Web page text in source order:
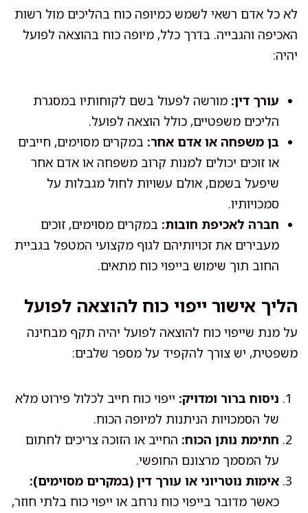
לא כל אדם רשאי לשמש כמיופה כוח בהליכים מול רשות
האכיפה והגבייה. בדרך כלל, מיופה כוח בהוצאה לפועל
יהיה:
עורך דין: מורשה לפעול בשם לקוחותיו במסגרת
הליכים משפטיים, כולל הוצאה לפועל.
בן משפחה או אדם אחר: במקרים מסוימים, חייבים
או זוכים יכולים למנות קרוב משפחה או אדם אחר
שיפעל בשמם, אולם עשויות לחול מגבלות על
סמכויותיו.
חברה לאכיפת חובות: במקרים מסוימים, זוכים
מעבירים את זכויותיהם לגוף מקצועי המטפל בגביית
החוב תוך שימוש בייפוי כוח מתאים.
הליך אישור ייפוי כוח להוצאה לפועל
על מנת שייפוי כוח להוצאה לפועל יהיה תקף מבחינה
משפטית, יש צורך להקפיד על מספר שלבים:
ניסוח ברור ומדויק: ייפוי כוח חייב לכלול פירוט מלא
של הסמכויות הניתנות למיופה הכוח.
חתימת נותן הכוח: החייב או הזוכה צריכים לחתום
על המסמך מרצונם החופשי.
אימות נוטריוני או עורך דין (במקרים מסוימים):
כאשר מדובר בייפוי כוח נרחב או ייפוי כוח בלתי חוזר,